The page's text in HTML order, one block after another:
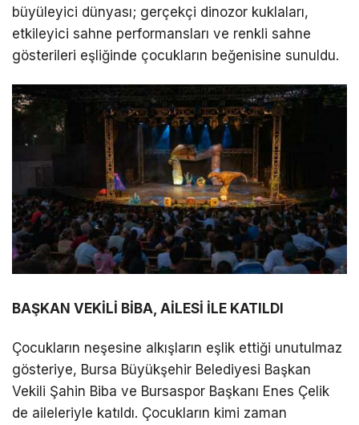
büyüleyici dünyası; gerçekçi dinozor kuklaları,
etkileyici sahne performansları ve renkli sahne
gösterileri eşliğinde çocukların beğenisine sunuldu.
BAŞKAN VEKİLİ BİBA, AİLESİ İLE KATILDI
Çocukların neşesine alkışların eşlik ettiği unutulmaz
gösteriye, Bursa Büyükşehir Belediyesi Başkan
Vekili Şahin Biba ve Bursaspor Başkanı Enes Çelik
de aileleriyle katıldı. Çocukların kimi zaman